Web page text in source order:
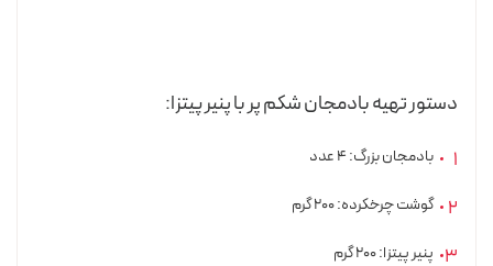
دستور تهیه بادمجان شکم پر با پنیر پیتزا:
بادمجان بزرگ: ۴ عدد
گوشت چرخکرده: ۲۰۰ گرم
پنیر پیتزا: ۲۰۰ گرم